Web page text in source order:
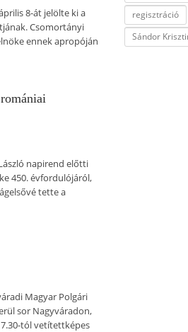
8-át jelölte ki a
Csomortányi
ennek apropóján
napirend előtti
450. évfordulójáról,
tette a
Magyar Polgári
sor Nagyváradon,
tól vetítettképes
regisztráció
Sándor